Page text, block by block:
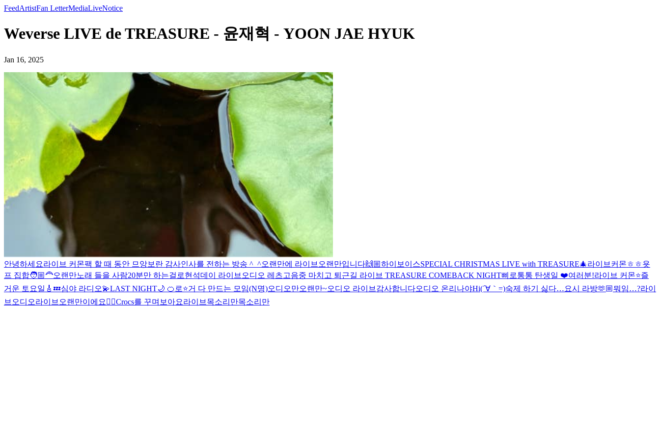
FeedArtistFan LetterMediaLiveNotice
Weverse LIVE de TREASURE - 윤재혁 - YOON JAE HYUK
Jan 16, 2025
안녕하세요라이브 커몬팩 할 때 동안 므앙보란 감사인사를 전하는 방송 ^_^오랜만에 라이브 오랜만입니다🙌🏼하이 보이스SPECIAL CHRISTMAS LIVE with TREASURE🎄라이브커몬ㅎㅎ욧
프 집합🧑🏼‍🦰오랜만노래 들을 사람20분만 하는걸로현석데이 라이브 오디오 레츠고음중 마치고 퇴근길 라이브 TREASURE COMEBACK NIGHT삐로통통 탄생일 ❤️여러분!라이브 커몬⭐️즐
거운 토요일🎸 💤심야 라디오💫LAST NIGHT🌙 🍊로⭐️거 다 만드는 모임(N명)오디오만오랜만~오디오 라이브 감사합니다오디오 온리 나야Hi(´∀｀=)숙제 하기 싫다…요시 라방🫶🏼뭐임…?라이
브 오디오라이브 오랜만이에요👍🏼Crocs를 꾸며보아요라이브 목소리만목소리만